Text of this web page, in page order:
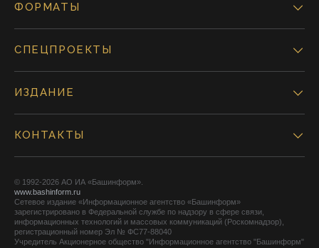
ФОРМАТЫ
СПЕЦПРОЕКТЫ
ИЗДАНИЕ
КОНТАКТЫ
© 1992-2026 АО ИА «Башинформ».
www.bashinform.ru
Сетевое издание «Информационное агентство «Башинформ»
зарегистрировано в Федеральной службе по надзору в сфере связи,
информационных технологий и массовых коммуникаций (Роскомнадзор),
регистрационный номер Эл № ФС77-88040
Учредитель Акционерное общество "Информационное агентство "Башинформ"